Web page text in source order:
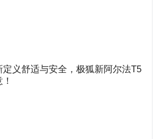
定义舒适与安全，极狐新阿尔法T5